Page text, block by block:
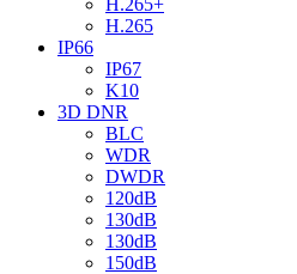
H.265
IP66
IP67
K10
3D DNR
BLC
WDR
DWDR
120dB
130dB
130dB
150dB